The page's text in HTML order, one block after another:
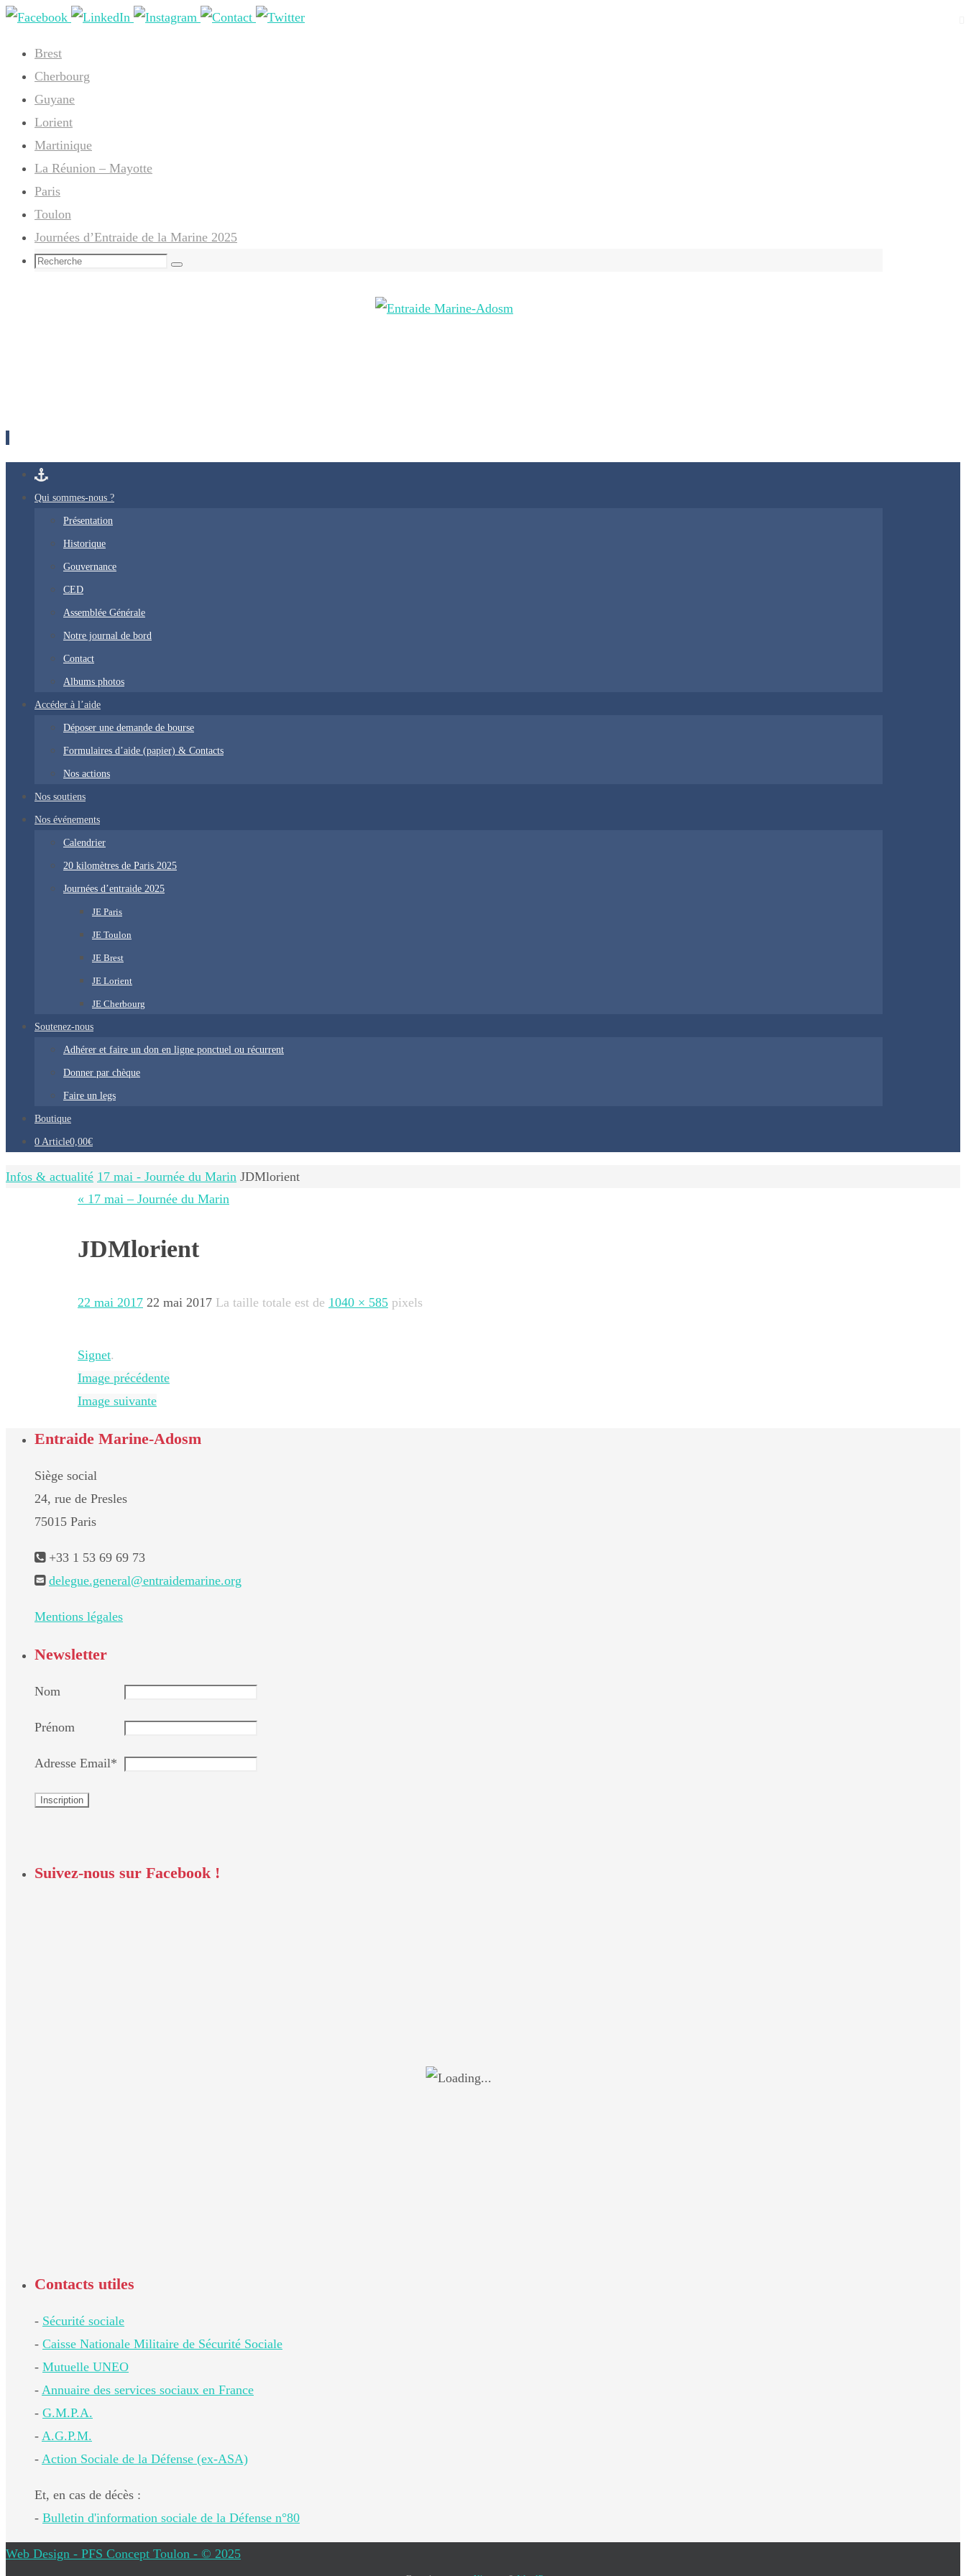
Passer
contenu
Brest
Cherbourg
Guyane
Lorient
Martinique
La Réunion – Mayotte
Paris
Toulon
Journées d’Entraide de la Marine 2025
Search
Recherche
Passer
vers
Qui sommes-nous ?
Présentation
Historique
Gouvernance
CED
Assemblée Générale
Notre journal de bord
Contact
Albums photos
Accéder à l’aide
Déposer une demande de bourse
Formulaires d’aide (papier) & Contacts
Nos actions
Nos soutiens
Nos événements
Calendrier
20 kilomètres de Paris 2025
Journées d’entraide 2025
JE Paris
JE Toulon
JE Brest
JE Lorient
JE Cherbourg
Soutenez-nous
Adhérer et faire un don en ligne ponctuel ou récurrent
Donner par chèque
Faire un legs
Boutique
0 Article0,00€
Home
Infos & actualité 17 mai - Journée du Marin JDMlorient
« 17 mai – Journée du Marin
JDMlorient
22 mai 2017 22 mai 2017 La taille totale est de 1040 × 585 pixels
Signet.
Image précédente
Image suivante
Entraide Marine-Adosm
Siège social
24, rue de Presles
75015 Paris
+33 1 53 69 69 73
delegue.general@entraidemarine.org
Mentions légales
Newsletter
Nom
Prénom
Adresse Email*
Suivez-nous sur Facebook !
Contacts utiles
- Sécurité sociale
- Caisse Nationale Militaire de Sécurité Sociale
- Mutuelle UNEO
- Annuaire des services sociaux en France
- G.M.P.A.
- A.G.P.M.
- Action Sociale de la Défense (ex-ASA)
Et, en cas de décès :
- Bulletin d'information sociale de la Défense n°80
Web Design - PFS Concept Toulon - © 2025